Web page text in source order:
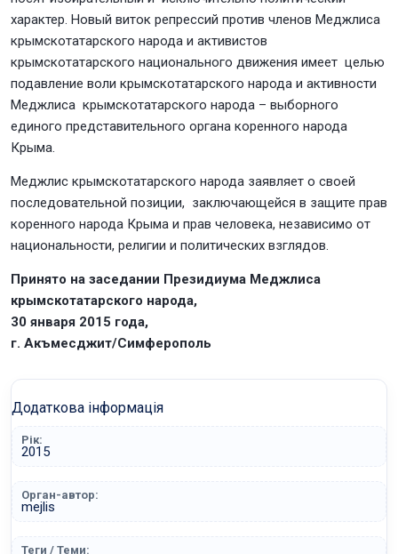
характер. Новый виток репрессий против членов Меджлиса
крымскотатарского народа и активистов
крымскотатарского национального движения имеет целью
подавление воли крымскотатарского народа и активности
Меджлиса крымскотатарского народа – выборного
единого представительного органа коренного народа
Крыма.
Меджлис крымскотатарского народа заявляет о своей
последовательной позиции, заключающейся в защите прав
коренного народа Крыма и прав человека, независимо от
национальности, религии и политических взглядов.
Принято на заседании Президиума Меджлиса
крымскотатарского народа,
30 января 2015 года,
г. Акъмесджит/Симферополь
Додаткова інформація
Рік:
2015
Орган-автор:
mejlis
Теги / Теми: